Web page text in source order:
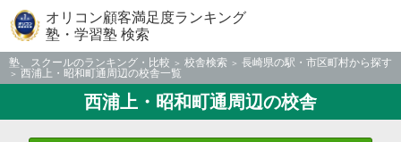
オリコン顧客満足度ランキング
塾・学習塾 検索
塾、スクールのランキング・比較 校舎検索
長崎県の駅・市区町村から探す
西浦上・昭和町通周辺の校舎一覧
西浦上・昭和町通周辺の校舎